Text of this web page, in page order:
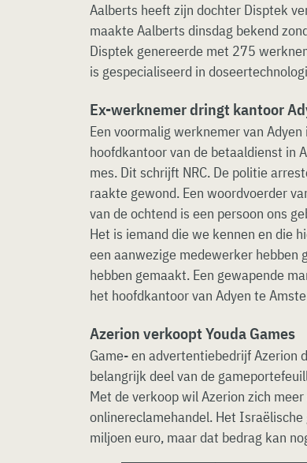
Aalberts heeft zijn dochter Disptek
maakte Aalberts dinsdag bekend
Disptek genereerde met 275
is gespecialiseerd in
Ex-werknemer dringt kantoor
Een voormalig werknemer van
hoofdkantoor van de betaaldienst in
mes. Dit schrijft NRC. De politie
raakte gewond. Een woordvoerder
van de ochtend is een persoon ons
Het is iemand die we kennen en die
een aanwezige medewerker hebben
hebben gemaakt. Een gewapende
het hoofdkantoor van Adyen te
Azerion verkoopt Youda Games
Game- en advertentiebedrijf Azerion
belangrijk deel van de
Met de verkoop wil Azerion zich
onlinereclamehandel. Het
miljoen euro, maar dat bedrag kan